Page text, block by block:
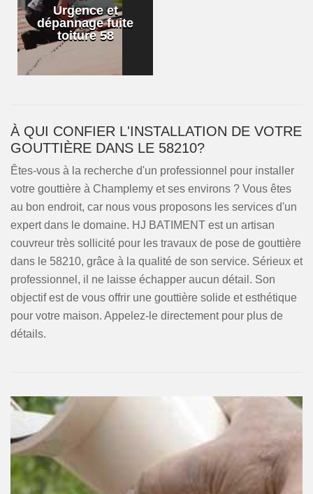
Urgence et
dépannage fuite
toiture 58
À QUI CONFIER L'INSTALLATION DE VOTRE
GOUTTIÈRE DANS LE 58210?
Êtes-vous à la recherche d'un professionnel pour installer
votre gouttière à Champlemy et ses environs ? Vous êtes
au bon endroit, car nous vous proposons les services d'un
expert dans le domaine. HJ BATIMENT est un artisan
couvreur très sollicité pour les travaux de pose de gouttière
dans le 58210, grâce à la qualité de son service. Sérieux et
professionnel, il ne laisse échapper aucun détail. Son
objectif est de vous offrir une gouttière solide et esthétique
pour votre maison. Appelez-le directement pour plus de
détails.